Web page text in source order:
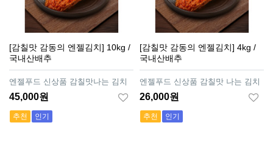
[감칠맛 감동의 엔젤김치] 10kg /
국내산배추
엔젤푸드 신상품 감칠맛나는 김치
45,000원
추천 인기
[감칠맛 감동의 엔젤김치] 4kg /
국내산배추
엔젤푸드 신상품 감칠맛 나는 김치
26,000원
추천 인기